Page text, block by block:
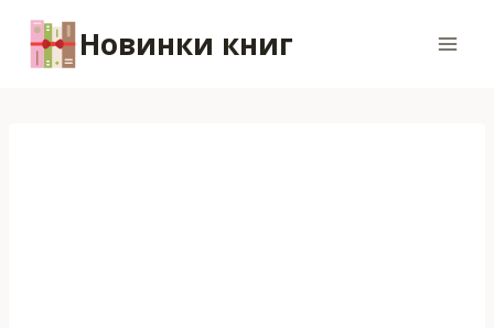
содержимому
Новинки книг